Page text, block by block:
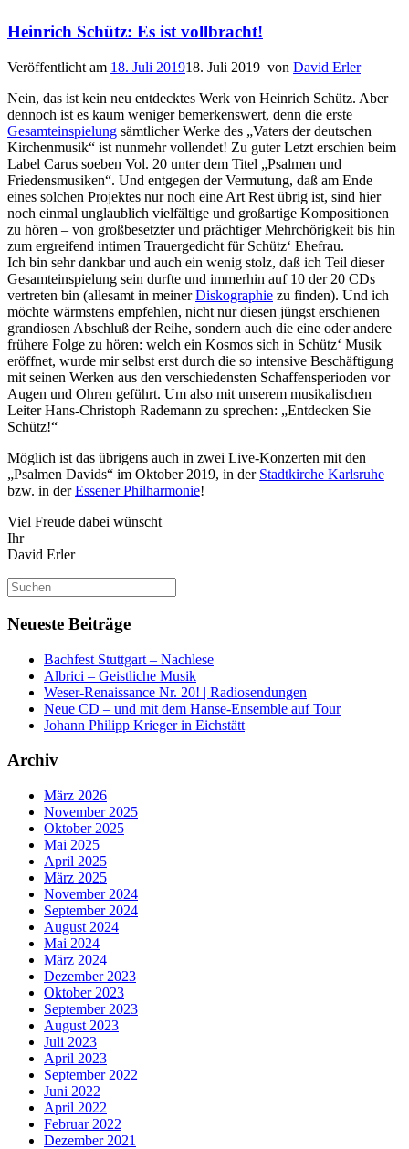
Heinrich Schütz: Es ist vollbracht!
Veröffentlicht am 18. Juli 201918. Juli 2019 von David Erler
Nein, das ist kein neu entdecktes Werk von Heinrich Schütz. Aber
dennoch ist es kaum weniger bemerkenswert, denn die erste
Gesamteinspielung sämtlicher Werke des „Vaters der deutschen
Kirchenmusik“ ist nunmehr vollendet! Zu guter Letzt erschien beim
Label Carus soeben Vol. 20 unter dem Titel „Psalmen und
Friedensmusiken“. Und entgegen der Vermutung, daß am Ende
eines solchen Projektes nur noch eine Art Rest übrig ist, sind hier
noch einmal unglaublich vielfältige und großartige Kompositionen
zu hören – von großbesetzter und prächtiger Mehrchörigkeit bis hin
zum ergreifend intimen Trauergedicht für Schütz‘ Ehefrau.
Ich bin sehr dankbar und auch ein wenig stolz, daß ich Teil dieser
Gesamteinspielung sein durfte und immerhin auf 10 der 20 CDs
vertreten bin (allesamt in meinerDiskographie zu finden). Und ich
möchte wärmstens empfehlen, nicht nur diesen jüngst erschienen
grandiosen Abschluß der Reihe, sondern auch die eine oder andere
frühere Folge zu hören: welch ein Kosmos sich in Schütz‘ Musik
eröffnet, wurde mir selbst erst durch die so intensive Beschäftigung
mit seinen Werken aus den verschiedensten Schaffensperioden vor
Augen und Ohren geführt. Um also mit unserem musikalischen
Leiter Hans-Christoph Rademann zu sprechen: „Entdecken Sie
Schütz!“
Möglich ist das übrigens auch in zwei Live-Konzerten mit den
„Psalmen Davids“ im Oktober 2019, in der Stadtkirche Karlsruhe
bzw. in derEssener Philharmonie!
Viel Freude dabei wünscht
Ihr
David Erler
Suchen
nach:
Neueste Beiträge
Bachfest Stuttgart – Nachlese
Albrici – Geistliche Musik
Weser-Renaissance Nr. 20! | Radiosendungen
Neue CD – und mit dem Hanse-Ensemble auf Tour
Johann Philipp Krieger in Eichstätt
Archiv
März 2026
November 2025
Oktober 2025
Mai 2025
April 2025
März 2025
November 2024
September 2024
August 2024
Mai 2024
März 2024
Dezember 2023
Oktober 2023
September 2023
August 2023
Juli 2023
April 2023
September 2022
Juni 2022
April 2022
Februar 2022
Dezember 2021